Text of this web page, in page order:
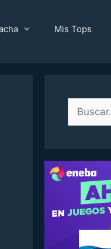
Mis Tops
Buscar: